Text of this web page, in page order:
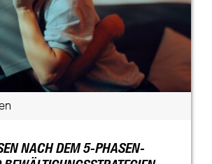
NACH DEM 5-PHASEN-